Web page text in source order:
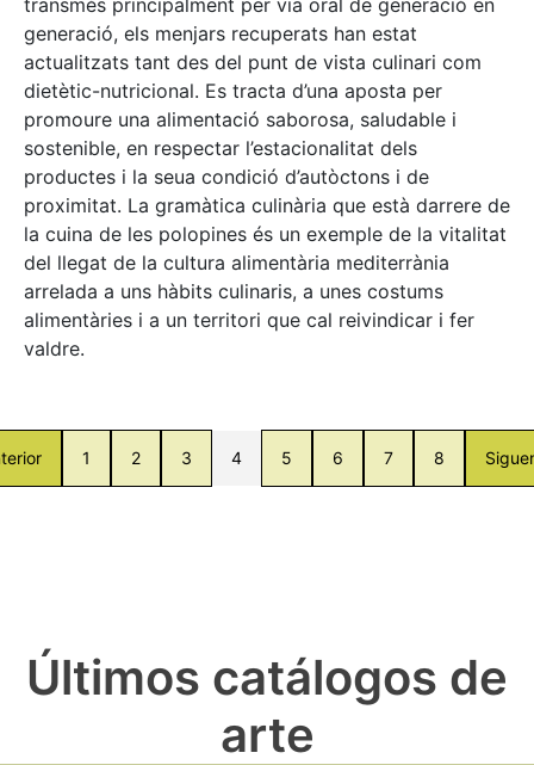
generació, els menjars recuperats han estat
actualitzats tant des del punt de vista culinari com
dietètic-nutricional. Es tracta d’una aposta per
promoure una alimentació saborosa, saludable i
sostenible, en respectar l’estacionalitat dels
productes i la seua condició d’autòctons i de
proximitat. La gramàtica culinària que està darrere de
la cuina de les polopines és un exemple de la vitalitat
del llegat de la cultura alimentària mediterrània
arrelada a uns hàbits culinaris, a unes costums
alimentàries i a un territori que cal reivindicar i fer
valdre.
1 2 3 4 5 6 7 8
Últimos catálogos de
arte